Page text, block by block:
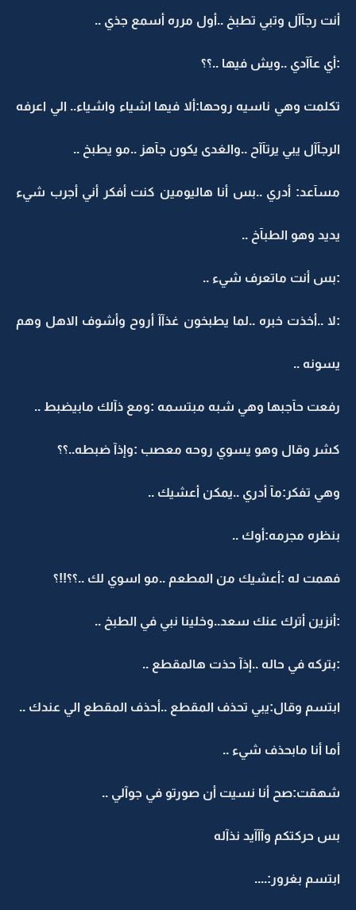
أنت رجآآل وتبي تطبخ ..أول مرره أسمع جذي ..
:أي عآآدي ..ويش فيها ..؟؟
تكلمت وهي ناسيه روحها:ألا فيها اشياء واشياء.. الي اعرفه
الرجآآل يبي يرتآآح ..والغدى يكون جآهز ..مو يطبخ ..
مسآعد: أدري ..بس أنا هاليومين كنت أفكر أني أجرب شيء
يديد وهو الطبآخ ..
:بس أنت ماتعرف شيء ..
:لا ..أخذت خبره ..لما يطبخون غذآآ أروح وأشوف الاهل وهم
يسونه ..
رفعت حآجبها وهي شبه مبتسمه :ومع ذآلك مابيضبط ..
كشر وقال وهو يسوي روحه معصب :وإذآ ضبطه..؟؟
وهي تفكر:مآ أدري ..يمكن أعشيك ..
بنظره مجرمه:أوك ..
فهمت له :أعشيك من المطعم ..مو اسوي لك ..؟؟!!؟
:أنزين أترك عنك سعد..وخلينا نبي في الطبخ ..
:بتركه في حاله ..إذآ حذت هالمقطع ..
ابتسم وقال:يبي تحذف المقطع ..أحذف المقطع الي عندك ..
أما أنا مابحذف شيء ..
شهقت:صح أنا نسيت أن صورتو في جوآلي ..
بس حركتكم وآآآيد نذآله
ابتسم بغرور:....